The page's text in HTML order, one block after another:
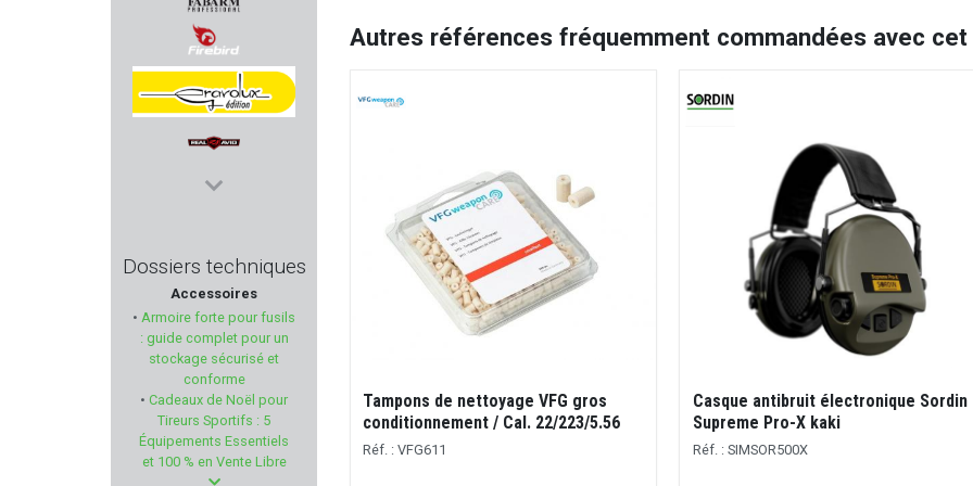
FABARM PROFESSIONNAL
FIREBIRD
GRAVOLUX EDITION
REAL AVID
DOOGY
SWISS+TECH
ED BROWN
Seasons
Dossiers techniques
Accessoires
• Armoire forte pour fusils
: guide complet pour un
stockage sécurisé et
conforme
• Cadeaux de Noël pour
Tireurs Sportifs : 5
Équipements Essentiels
et 100 % en Vente Libre
Autres références fréquemment commandées avec
Tampons de nettoyage VFG gros
conditionnement / Cal. 22/223/5.56
Réf. : VFG611
Casque antibruit électronique Sordin
Supreme Pro-X kaki
Réf. : SIMSOR500X